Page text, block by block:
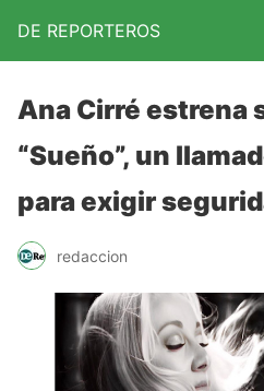
DE REPORTEROS
Ana Cirré estrena
“Sueño”, un
para exigir
redaccion